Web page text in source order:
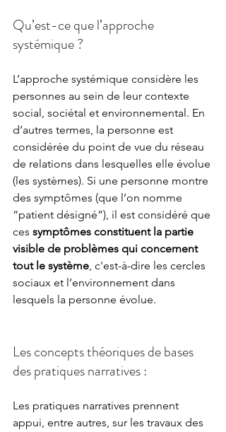
Qu’est-ce que l’approche
systémique ?
L’approche systémique considère les
personnes au sein de leur contexte
social, sociétal et environnemental. En
d’autres termes, la personne est
considérée du point de vue du réseau
de relations dans lesquelles elle évolue
(les systèmes). Si une personne montre
des symptômes (que l’on nomme
“patient désigné”), il est considéré que
ces symptômes constituent la partie
visible de problèmes qui concernent
tout le système, c'est-à-dire les cercles
sociaux et l’environnement dans
lesquels la personne évolue.
Les concepts théoriques de bases
des pratiques narratives :
Les pratiques narratives prennent
appui, entre autres, sur les travaux des